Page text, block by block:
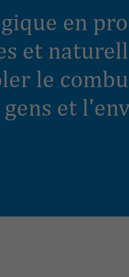
en
et
le
et